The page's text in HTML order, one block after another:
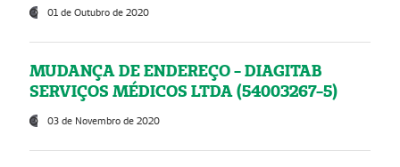
01 de Outubro de 2020
MUDANÇA DE ENDEREÇO - DIAGITAB
SERVIÇOS MÉDICOS LTDA (54003267-5)
03 de Novembro de 2020